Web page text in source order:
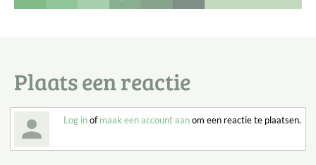
Plaats een reactie
Log inofmaak een account aanom een reactie te plaatsen.